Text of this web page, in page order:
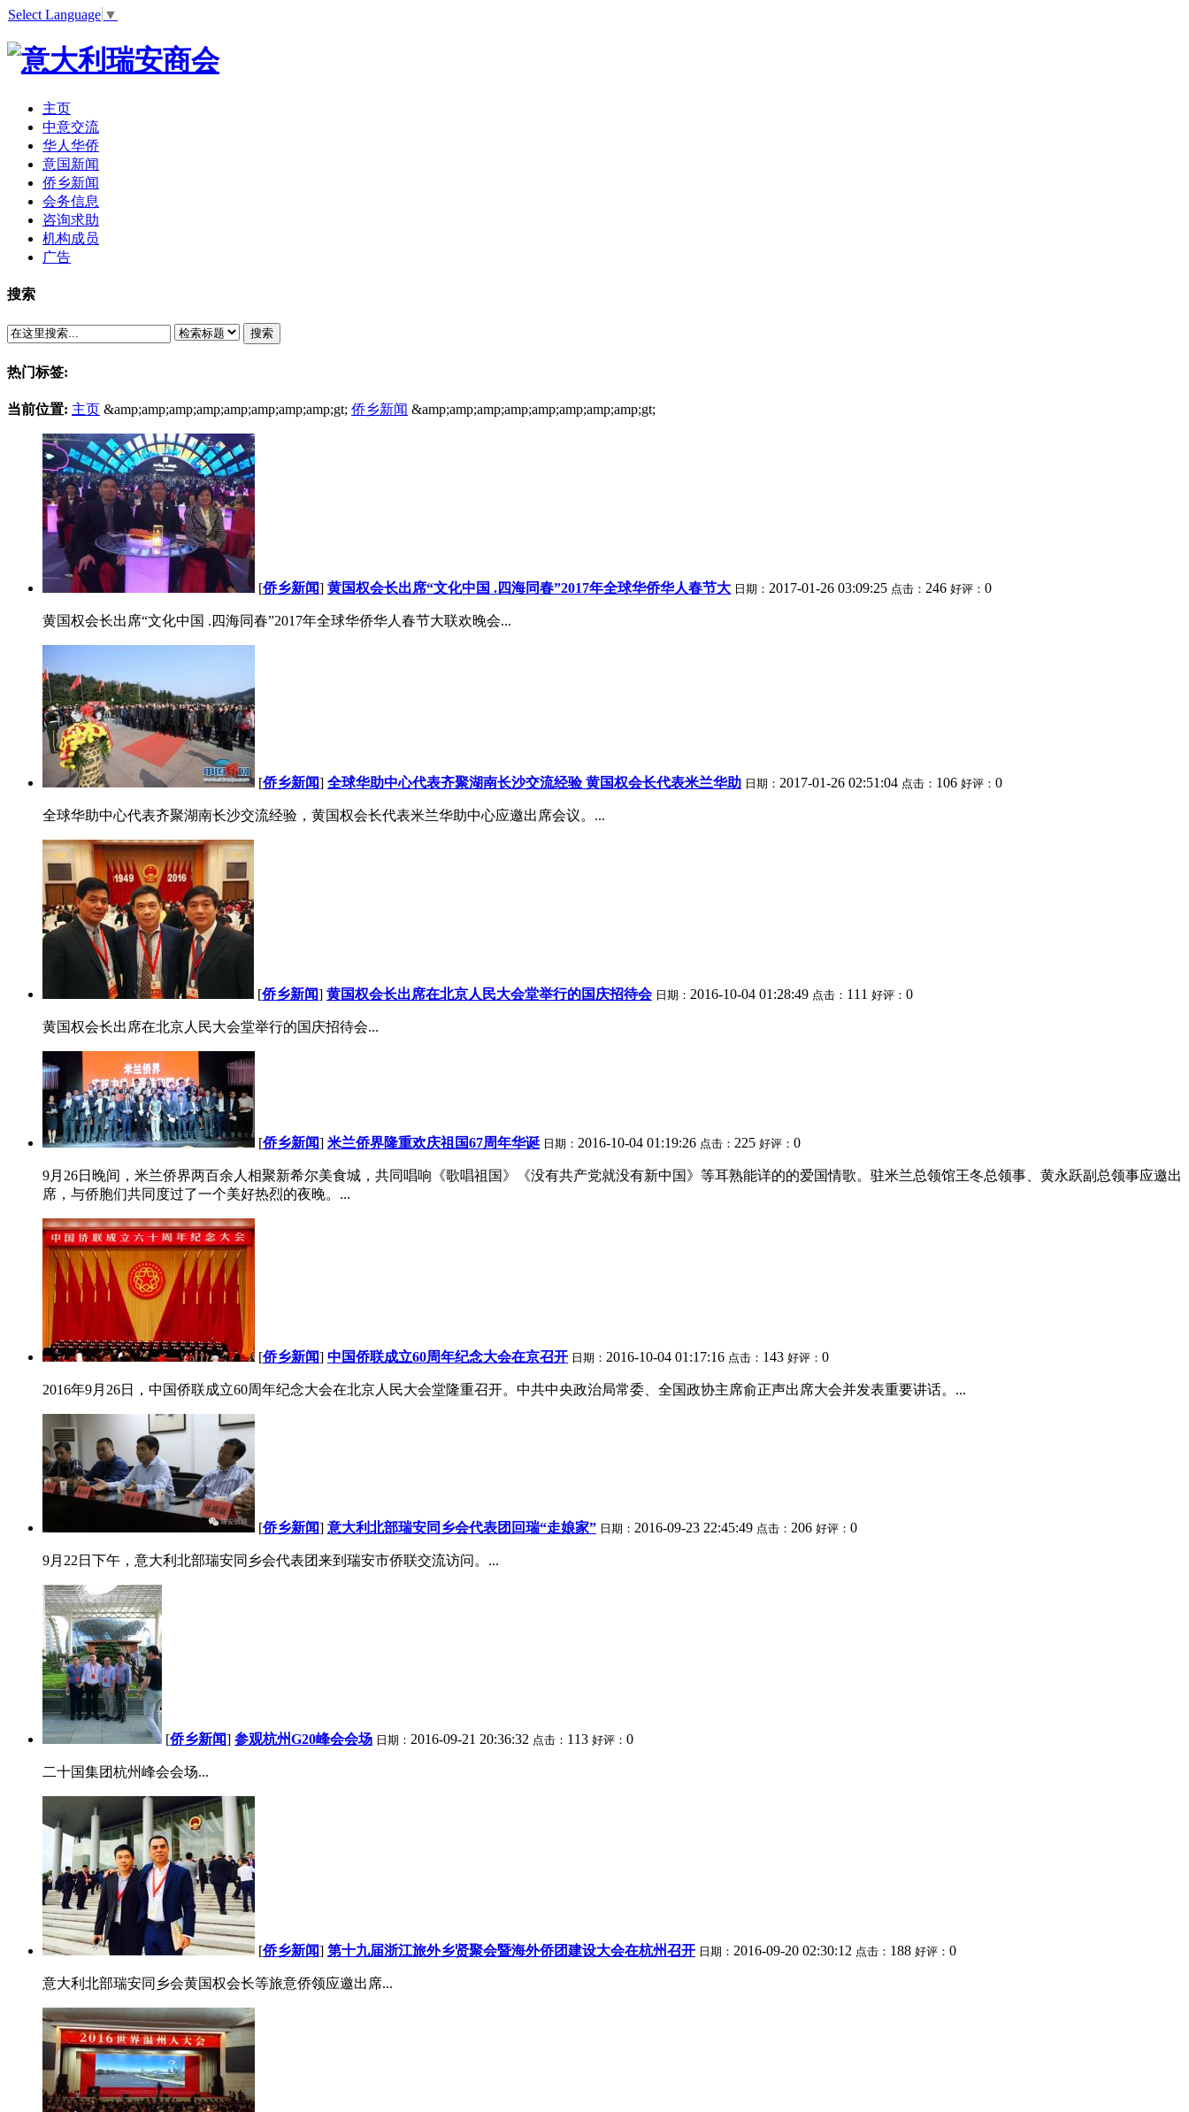
Select Language ▼
主页
中意交流
华人华侨
意国新闻
侨乡新闻
会务信息
咨询求助
机构成员
广告
搜索
搜索
热门标签:
当前位置: 主页 &amp;amp;amp;amp;amp;amp;amp;amp;gt; 侨乡新闻 &amp;amp;amp;amp;amp;amp;amp;amp;gt;
[侨乡新闻] 黄国权会长出席“文化中国 .四海同春”2017年全球华侨华人春节大 日期： 2017-01-26 03:09:25 点击： 246 好评： 0
黄国权会长出席“文化中国 .四海同春”2017年全球华侨华人春节大联欢晚会...
[侨乡新闻] 全球华助中心代表齐聚湖南长沙交流经验 黄国权会长代表米兰华助 日期： 2017-01-26 02:51:04 点击： 106 好评： 0
全球华助中心代表齐聚湖南长沙交流经验，黄国权会长代表米兰华助中心应邀出席会议。...
[侨乡新闻] 黄国权会长出席在北京人民大会堂举行的国庆招待会 日期： 2016-10-04 01:28:49 点击： 111 好评： 0
黄国权会长出席在北京人民大会堂举行的国庆招待会...
[侨乡新闻] 米兰侨界隆重欢庆祖国67周年华诞 日期： 2016-10-04 01:19:26 点击： 225 好评： 0
9月26日晚间，米兰侨界两百余人相聚新希尔美食城，共同唱响《歌唱祖国》《没有共产党就没有新中国》等耳熟能详的的爱国情歌。驻米兰总领馆王冬总领事、黄永跃副总领事应邀出
席，与侨胞们共同度过了一个美好热烈的夜晚。...
[侨乡新闻] 中国侨联成立60周年纪念大会在京召开 日期： 2016-10-04 01:17:16 点击： 143 好评： 0
2016年9月26日，中国侨联成立60周年纪念大会在北京人民大会堂隆重召开。中共中央政治局常委、全国政协主席俞正声出席大会并发表重要讲话。...
[侨乡新闻] 意大利北部瑞安同乡会代表团回瑞“走娘家” 日期： 2016-09-23 22:45:49 点击： 206 好评： 0
9月22日下午，意大利北部瑞安同乡会代表团来到瑞安市侨联交流访问。...
[侨乡新闻] 参观杭州G20峰会会场 日期： 2016-09-21 20:36:32 点击： 113 好评： 0
二十国集团杭州峰会会场...
[侨乡新闻] 第十九届浙江旅外乡贤聚会暨海外侨团建设大会在杭州召开 日期： 2016-09-20 02:30:12 点击： 188 好评： 0
意大利北部瑞安同乡会黄国权会长等旅意侨领应邀出席...